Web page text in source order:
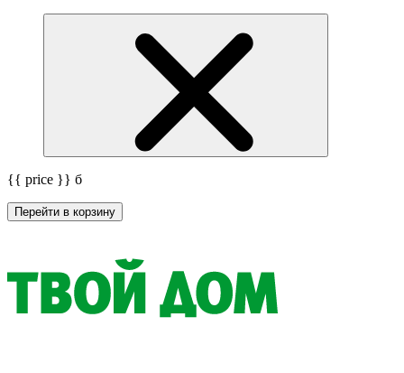
{{ price }} б
Перейти в корзину